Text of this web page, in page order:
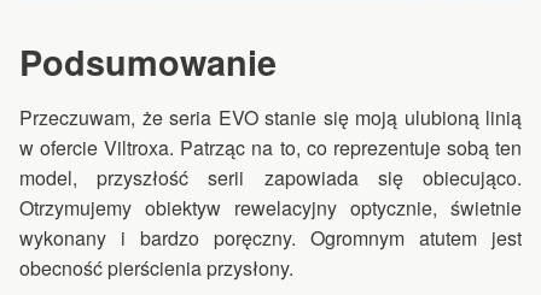
Podsumowanie
Przeczuwam, że seria EVO stanie się moją ulubioną linią
w ofercie Viltroxa. Patrząc na to, co reprezentuje sobą ten
model, przyszłość serii zapowiada się obiecująco.
Otrzymujemy obiektyw rewelacyjny optycznie, świetnie
wykonany i bardzo poręczny. Ogromnym atutem jest
obecność pierścienia przysłony.